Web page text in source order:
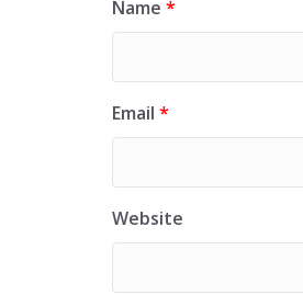
Name *
Email *
Website